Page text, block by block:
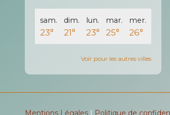
sam.
23°
dim.
21°
lun.
23°
mar.
25°
mer.
26°
Voir pour les autres villes
Mentions Légales | Politique de